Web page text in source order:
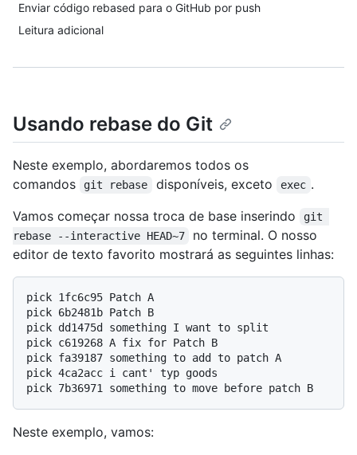
Enviar código rebased para o GitHub por push
Leitura adicional
Usando rebase do Git
Neste exemplo, abordaremos todos os
comandos
git rebase disponíveis, exceto exec .
Vamos começar nossa troca de base inserindo
git
rebase --interactive HEAD~7
no terminal. O nosso
editor de texto favorito mostrará as seguintes linhas:
pick 1fc6c95 Patch A
pick 6b2481b Patch B
pick dd1475d something I want to split
pick c619268 A fix for Patch B
pick fa39187 something to add to patch A
pick 4ca2acc i cant' typ goods
Neste exemplo, vamos: